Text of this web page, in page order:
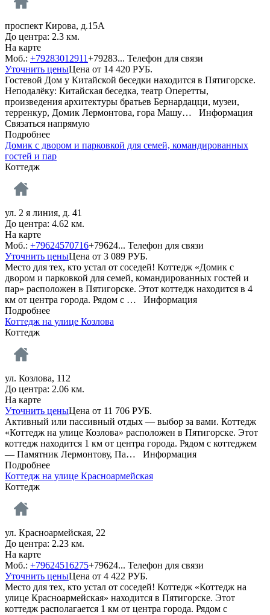
проспект Кирова, д.15А
До центра: 2.3 км.
На карте
Моб.: +79283012911+79283... Телефон для связи
Уточнить ценыЦена от 14 420 РУБ.
Гостевой Дом у Китайской беседки находится в Пятигорске.
Неподалёку: Китайская беседка, театр Оперетты,
произведения архитектуры братьев Бернардацци, музеи,
терренкур, Домик Лермонтова, гора Машу… Информация
Связаться напрямую
Подробнее
Домик с двором и парковкой для семей, командированных
гостей и пар
Коттедж
ул. 2 я линия, д. 41
До центра: 4.62 км.
На карте
Моб.: +79624570716+79624... Телефон для связи
Уточнить ценыЦена от 3 089 РУБ.
Место для тех, кто устал от соседей! Коттедж «Домик с
двором и парковкой для семей, командированных гостей и
пар» расположен в Пятигорске. Этот коттедж находится в 4
км от центра города. Рядом с … Информация
Подробнее
Коттедж на улице Козлова
Коттедж
ул. Козлова, 112
До центра: 2.06 км.
На карте
Уточнить ценыЦена от 11 706 РУБ.
Активный или пассивный отдых — выбор за вами. Коттедж
«Коттедж на улице Козлова» расположен в Пятигорске. Этот
коттедж находится 1 км от центра города. Рядом с коттеджем
— Памятник Лермонтову, Па… Информация
Подробнее
Коттедж на улице Красноармейская
Коттедж
ул. Красноармейская, 22
До центра: 2.23 км.
На карте
Моб.: +79624516275+79624... Телефон для связи
Уточнить ценыЦена от 4 422 РУБ.
Место для тех, кто устал от соседей! Коттедж «Коттедж на
улице Красноармейская» находится в Пятигорске. Этот
коттедж располагается 1 км от центра города. Рядом с